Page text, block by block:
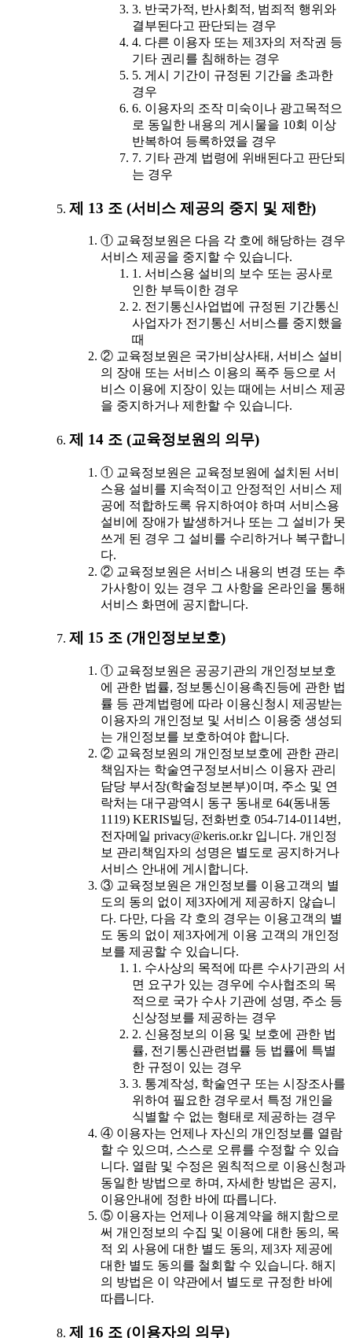
3. 반국가적, 반사회적, 범죄적 행위와
결부된다고 판단되는 경우
4. 다른 이용자 또는 제3자의 저작권 등
기타 권리를 침해하는 경우
5. 게시 기간이 규정된 기간을 초과한
경우
6. 이용자의 조작 미숙이나 광고목적으
로 동일한 내용의 게시물을 10회 이상
반복하여 등록하였을 경우
7. 기타 관계 법령에 위배된다고 판단되
는 경우
제 13 조 (서비스 제공의 중지 및 제한)
① 교육정보원은 다음 각 호에 해당하는 경우
서비스 제공을 중지할 수 있습니다.
1. 서비스용 설비의 보수 또는 공사로
인한 부득이한 경우
2. 전기통신사업법에 규정된 기간통신
사업자가 전기통신 서비스를 중지했을
때
② 교육정보원은 국가비상사태, 서비스 설비
의 장애 또는 서비스 이용의 폭주 등으로 서
비스 이용에 지장이 있는 때에는 서비스 제공
을 중지하거나 제한할 수 있습니다.
제 14 조 (교육정보원의 의무)
① 교육정보원은 교육정보원에 설치된 서비
스용 설비를 지속적이고 안정적인 서비스 제
공에 적합하도록 유지하여야 하며 서비스용
설비에 장애가 발생하거나 또는 그 설비가 못
쓰게 된 경우 그 설비를 수리하거나 복구합니
다.
② 교육정보원은 서비스 내용의 변경 또는 추
가사항이 있는 경우 그 사항을 온라인을 통해
서비스 화면에 공지합니다.
제 15 조 (개인정보보호)
① 교육정보원은 공공기관의 개인정보보호
에 관한 법률, 정보통신이용촉진등에 관한 법
률 등 관계법령에 따라 이용신청시 제공받는
이용자의 개인정보 및 서비스 이용중 생성되
는 개인정보를 보호하여야 합니다.
② 교육정보원의 개인정보보호에 관한 관리
책임자는 학술연구정보서비스 이용자 관리
담당 부서장(학술정보본부)이며, 주소 및 연
락처는 대구광역시 동구 동내로 64(동내동
1119) KERIS빌딩, 전화번호 054-714-0114번,
전자메일 privacy@keris.or.kr 입니다. 개인정
보 관리책임자의 성명은 별도로 공지하거나
서비스 안내에 게시합니다.
③ 교육정보원은 개인정보를 이용고객의 별
도의 동의 없이 제3자에게 제공하지 않습니
다. 다만, 다음 각 호의 경우는 이용고객의 별
도 동의 없이 제3자에게 이용 고객의 개인정
보를 제공할 수 있습니다.
1. 수사상의 목적에 따른 수사기관의 서
면 요구가 있는 경우에 수사협조의 목
적으로 국가 수사 기관에 성명, 주소 등
신상정보를 제공하는 경우
2. 신용정보의 이용 및 보호에 관한 법
률, 전기통신관련법률 등 법률에 특별
한 규정이 있는 경우
3. 통계작성, 학술연구 또는 시장조사를
위하여 필요한 경우로서 특정 개인을
식별할 수 없는 형태로 제공하는 경우
④ 이용자는 언제나 자신의 개인정보를 열람
할 수 있으며, 스스로 오류를 수정할 수 있습
니다. 열람 및 수정은 원칙적으로 이용신청과
동일한 방법으로 하며, 자세한 방법은 공지,
이용안내에 정한 바에 따릅니다.
⑤ 이용자는 언제나 이용계약을 해지함으로
써 개인정보의 수집 및 이용에 대한 동의, 목
적 외 사용에 대한 별도 동의, 제3자 제공에
대한 별도 동의를 철회할 수 있습니다. 해지
의 방법은 이 약관에서 별도로 규정한 바에
따릅니다.
제 16 조 (이용자의 의무)